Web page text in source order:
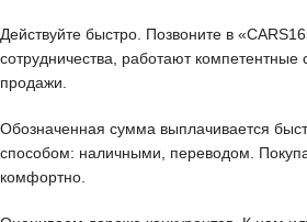
Действуйте быстро. Позвоните в
сотрудничества, работают
продажи.
Обозначенная сумма выплачивается
способом: наличными, переводом.
комфортно.